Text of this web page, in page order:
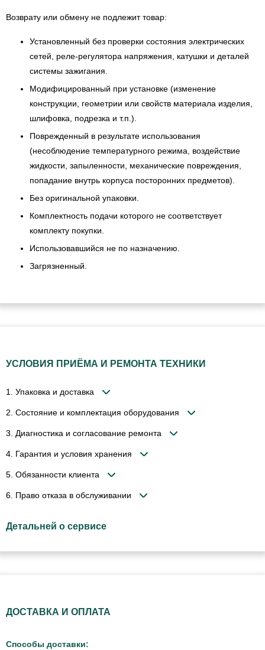
Возврату или обмену не подлежит товар:
Установленный без проверки состояния электрических
сетей, реле-регулятора напряжения, катушки и деталей
системы зажигания.
Модифицированный при установке (изменение
конструкции, геометрии или свойств материала изделия,
шлифовка, подрезка и т.п.).
Поврежденный в результате использования
(несоблюдение температурного режима, воздействие
жидкости, запыленности, механические повреждения,
попадание внутрь корпуса посторонних предметов).
Без оригинальной упаковки.
Комплектность подачи которого не соответствует
комплекту покупки.
Использовавшийся не по назначению.
Загрязненный.
УСЛОВИЯ ПРИЁМА И РЕМОНТА ТЕХНИКИ
1. Упаковка и доставка
2. Состояние и комплектация оборудования
3. Диагностика и согласование ремонта
4. Гарантия и условия хранения
5. Обязанности клиента
6. Право отказа в обслуживании
Детальней о сервисе
ДОСТАВКА И ОПЛАТА
Способы доставки: